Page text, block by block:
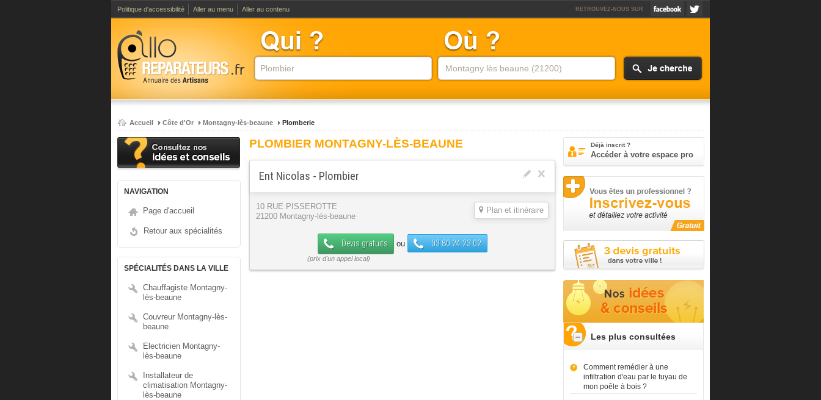
Politique d'accessibilité Aller au menu Aller au contenu RETROUVEZ-NOUS SUR
Accueil Côte d'Or Montagny-lès-beaune Plomberie
NAVIGATION
Page d'accueil
Retour aux spécialités
SPÉCIALITÉS DANS LA VILLE
Chauffagiste Montagny-
lès-beaune
Couvreur Montagny-lès-
beaune
Electricien Montagny-
lès-beaune
Installateur de
climatisation Montagny-
lès-beaune
PLOMBIER MONTAGNY-LÈS-BEAUNE
Ent Nicolas - Plombier
Plan et itinéraire
10 RUE PISSEROTTE
21200 Montagny-lès-beaune
Devis gratuits ou 03 80 24 23 02
Déjà inscrit ?
Accéder à votre espace pro
Les plus consultées
Comment remédier à une
infiltration d'eau par le tuyau de
mon poêle à bois ?